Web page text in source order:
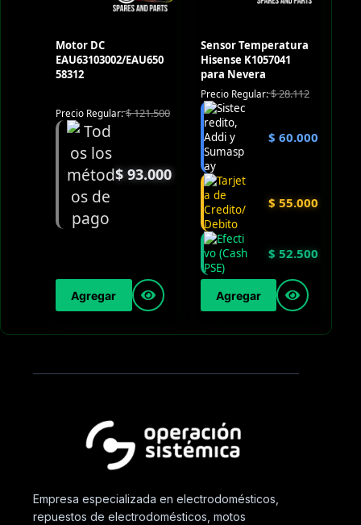
Motor DC
EAU63103002/EAU650
58312
Precio Regular:$121.500
$93.000
Agregar
Sensor Temperatura
Hisense K1057041
para Nevera
Precio Regular:$28.112
$ 60.000
$ 55.000
$ 52.500
Agregar
Empresa especializada en electrodomésticos,
repuestos de electrodomésticos, motos